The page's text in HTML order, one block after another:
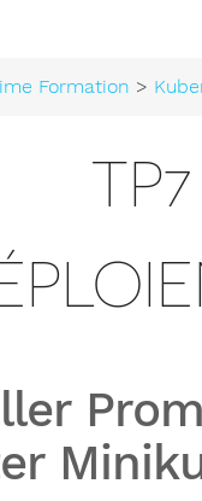
Formation >